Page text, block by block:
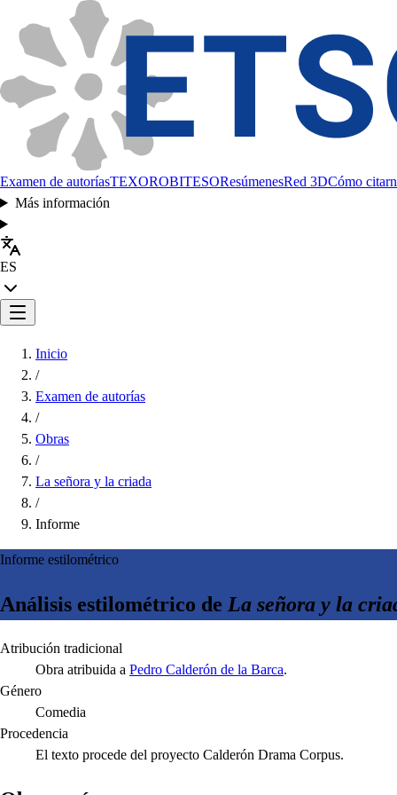
Examen de autoríasTEXOROBITESOResúmenesRed 3DCómo
Más información
ES
Inicio
/
Examen de autorías
/
Obras
/
La señora y la criada
/
Informe
Informe estilométrico
Análisis estilométrico de La señora y la
Atribución tradicional
Obra atribuida a Pedro Calderón de la Barca.
Género
Comedia
Procedencia
El texto procede del proyecto Calderón Drama Corpus.